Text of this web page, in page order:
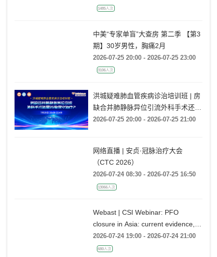
1485人次
中美“专家单盲”大查房 第二季 【第3
期】30岁男性，胸痛2月
2026-07-25 20:00 - 2026-07-25 23:00
3106人次
洪城疑难肺血管疾病诊治培训班 | 房
缺合并肺静脉异位引流外科手术还是
药物保守治疗?
2026-07-25 20:00 - 2026-07-25 21:00
网络直播 | 安贞·冠脉治疗大会
（CTC 2026）
2026-07-24 08:30 - 2026-07-25 16:50
13066人次
Webast | CSI Webinar: PFO
closure in Asia: current evidence,
emerging indications and future
directions
2026-07-24 19:00 - 2026-07-24 21:00
680人次